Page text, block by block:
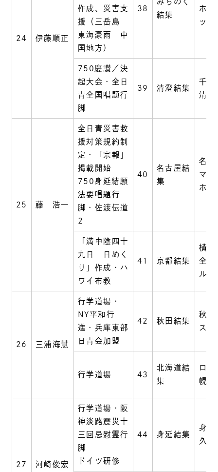
24 伊藤順正
作成、災害支
援（三岳島
東海豪雨 中
国地方）
38
結集
ホテ
ッス
750慶讃／決
起大会・全日
青全国唱題行
脚
39 清澄結集
千葉
清澄
25 藤 浩一
全日青災害救
援対策規約制
定・「宗報」
掲載開始
750身延結願
法要唱題行
脚・佐渡伝道
2
40
名古屋結
集
名古
マリ
ホテ
「満中陰四十
九日 日めく
り」作成・ハ
ワイ布教
41 京都結集
横川
全日
ル
26 三浦海慧
行学道場・
NY平和行
進・兵庫東部
日青会加盟
42 秋田結集
秋田
ス
行学道場 43
北海道結
集
ロ
幌
27 河崎俊宏
行学道場・阪
神淡路震災十
三回忌慰霊行
脚
ドイツ研修
44 身延結集
身延
久遠